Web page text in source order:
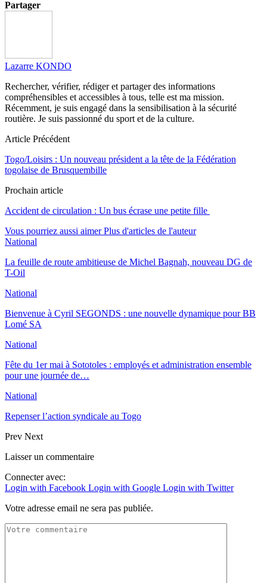
Partager
Lazarre KONDO
Rechercher, vérifier, rédiger et partager des informations
compréhensibles et accessibles à tous, telle est ma mission.
Récemment, je suis engagé dans la sensibilisation à la sécurité
routière. Je suis passionné du sport et de la culture.
Article Précédent
Togo/Loisirs : Un nouveau président a la tête de la Fédération
togolaise de Brusquembille
Prochain article
Accident de circulation : Un bus écrase une petite fille
Vous pourriez aussi aimer Plus d'articles de l'auteur
National
La feuille de route ambitieuse de Michel Bagnah, nouveau DG de
T-Oil
National
Bienvenue à Cyril SEGONDS : une nouvelle dynamique pour BB
Lomé SA
National
Fête du 1er mai à Sototoles : employés et administration ensemble
pour une journée de…
National
Repenser l’action syndicale au Togo
Prev Next
Laisser un commentaire
Connecter avec:
Login with Facebook Login with Google Login with Twitter
Votre adresse email ne sera pas publiée.